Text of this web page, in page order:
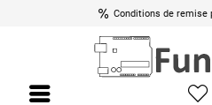
Conditions de remise